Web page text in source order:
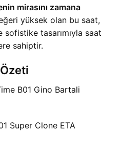
mirasını zamana
yüksek olan bu saat,
tasarımıyla saat
sahiptir.
B01 Gino Bartali
Super Clone ETA